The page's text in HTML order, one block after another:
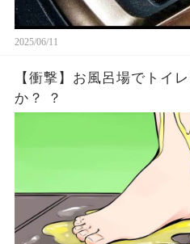
2025/06/11
【衝撃】お風呂場でトイ
か？ ？